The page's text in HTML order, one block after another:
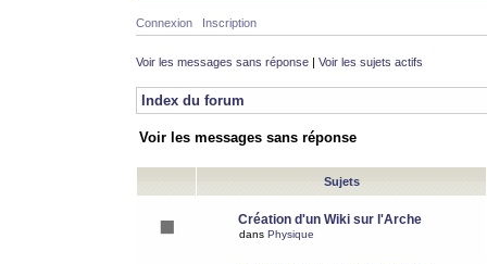
Connexion Inscription
Voir les messages sans réponse | Voir les sujets actifs
Index du forum
Voir les messages sans réponse
Sujets
Création d'un Wiki sur l'Arche
dans Physique